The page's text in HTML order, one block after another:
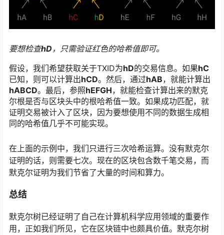
要想检查hD ，只需验证红色的哈希值即可。
假设，我们希望获取关于TXID为hD的交易信息。如果hC
已知，则可以计算出hCD。然后，通过hAB，就能计算出
hABCD。最后，参照hEFGH，就能检查计算出来的默克
尔根是否与区块头中的根哈希值一致。如果成功匹配，就
证明交易被计入了区块，因为要想使用不同的数据生成相
同的哈希值几乎不可能实现。
在上面的示例中，我们只进行三次哈希运算。没有默克尔
证明的话，则需要七次。现在的区块包含数千笔交易，而
默克尔证明为我们节省了大量的时间和算力。
总结
默克尔树已经证明了自己在计算机科学应用领域的重要作
用，正如我们所见，它在区块链中也颇具价值。默克尔树